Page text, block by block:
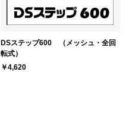
DSステップ600 （メッシュ・全回
転式）
￥4,620